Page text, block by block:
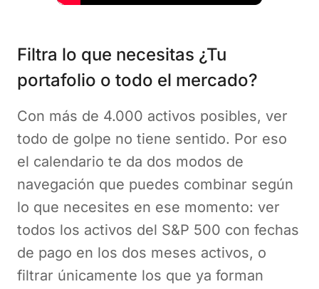
Filtra lo que necesitas ¿Tu
portafolio o todo el mercado?
Con más de 4.000 activos posibles, ver
todo de golpe no tiene sentido. Por eso
el calendario te da dos modos de
navegación que puedes combinar según
lo que necesites en ese momento: ver
todos los activos del S&P 500 con fechas
de pago en los dos meses activos, o
filtrar únicamente los que ya forman